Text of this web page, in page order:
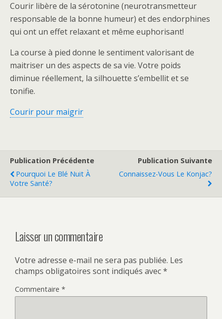
Courir libère de la sérotonine (neurotransmetteur
responsable de la bonne humeur) et des endorphines
qui ont un effet relaxant et même euphorisant!
La course à pied donne le sentiment valorisant de
maitriser un des aspects de sa vie. Votre poids
diminue réellement, la silhouette s’embellit et se
tonifie.
Courir pour maigrir
Publication Précédente
Pourquoi Le Blé Nuit À
Votre Santé?
Publication Suivante
Connaissez-Vous Le Konjac?
Laisser un commentaire
Votre adresse e-mail ne sera pas publiée. Les
champs obligatoires sont indiqués avec*
Commentaire *